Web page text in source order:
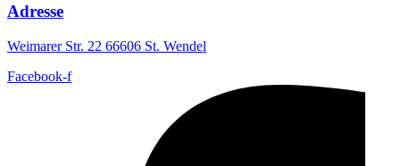
Adresse
Weimarer Str. 22 66606 St. Wendel
Facebook-f